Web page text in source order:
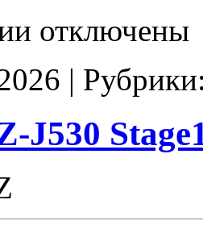
записи
J330
tune
noCHK
отключены
|
J530